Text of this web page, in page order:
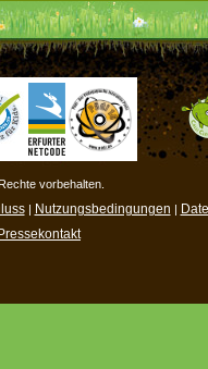
vorbehalten.
| Nutzungsbedingungen |
Pressekontakt